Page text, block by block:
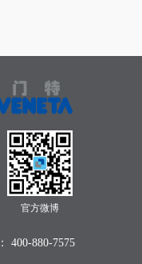
官方微博
400-880-7575